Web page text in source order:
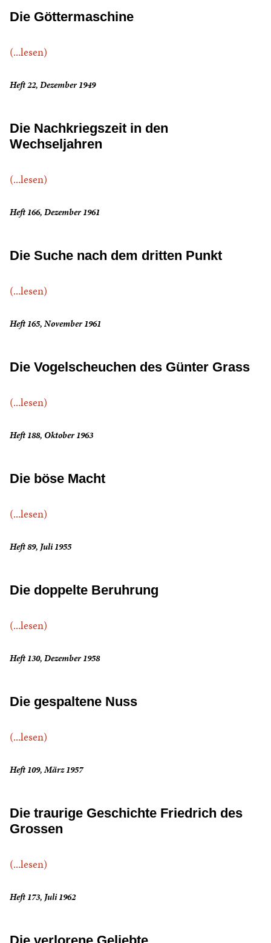
Die Göttermaschine
(...lesen)
Heft 22, Dezember 1949
Die Nachkriegszeit in den
Wechseljahren
(...lesen)
Heft 166, Dezember 1961
Die Suche nach dem dritten Punkt
(...lesen)
Heft 165, November 1961
Die Vogelscheuchen des Günter Grass
(...lesen)
Heft 188, Oktober 1963
Die böse Macht
(...lesen)
Heft 89, Juli 1955
Die doppelte Beruhrung
(...lesen)
Heft 130, Dezember 1958
Die gespaltene Nuss
(...lesen)
Heft 109, März 1957
Die traurige Geschichte Friedrich des
Grossen
(...lesen)
Heft 173, Juli 1962